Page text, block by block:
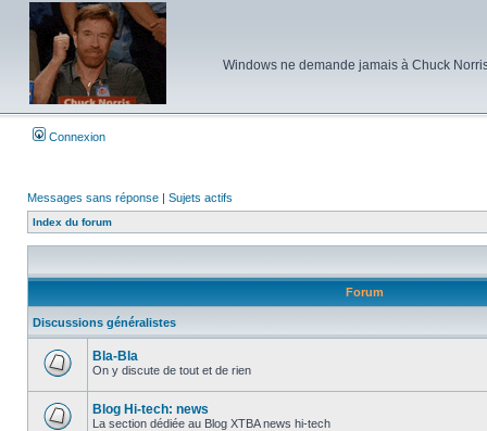
Windows ne demande jamais à Chuck
Connexion
Messages sans réponse | Sujets actifs
Index du forum
Forum
Discussions généralistes
message
non
Bla-Bla
On y discute de tout et de rien
Blog Hi-tech: news
La section dédiée au Blog XTBA news hi-tech